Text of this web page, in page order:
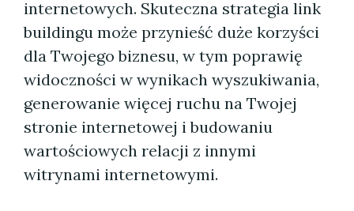
internetowych. Skuteczna strategia link
buildingu może przynieść duże korzyści
dla Twojego biznesu, w tym poprawię
widoczności w wynikach wyszukiwania,
generowanie więcej ruchu na Twojej
stronie internetowej i budowaniu
wartościowych relacji z innymi
witrynami internetowymi.